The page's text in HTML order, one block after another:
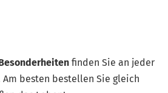
finden Sie an jeder
Am besten bestellen Sie gleich